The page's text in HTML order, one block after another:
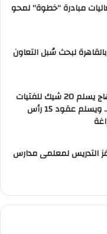
مبادرة “خطوة” لمحو
لبحث سُبل التعاون
بالتعاون مع جمعية الأورمان .. محافظ سوهاج يسلم 20 شيك للفتيات
المقبلات على الزواج بقيمة 400 ألف جنيه .. ويسلم عقود 15 رأس
التدريس لمعلمى مدارس